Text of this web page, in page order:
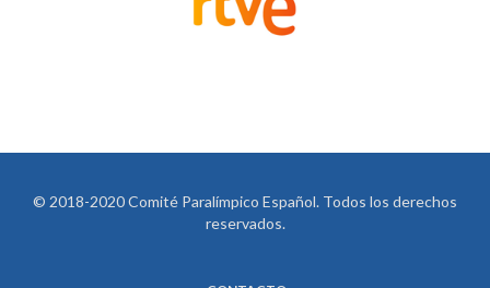
© 2018-2020 Comité Paralímpico Español. Todos los derechos
reservados.